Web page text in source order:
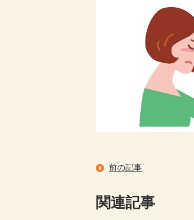
前の記事
関連記事